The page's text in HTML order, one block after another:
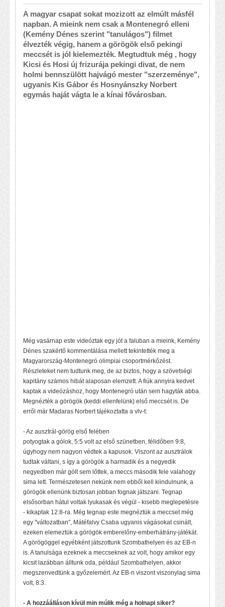
A magyar csapat sokat mozizott az elmúlt másfél
napban. A mieink nem csak a Montenegró elleni
(Kemény Dénes szerint "tanulágos") filmet
élvezték végig, hanem a görögök első pekingi
meccsét is jól kielemezték. Megtudtuk még , hogy
Kicsi és Hosi új frizurája pekingi divat, de nem
holmi bennszülött hajvágó mester "szerzeménye",
ugyanis Kis Gábor és Hosnyánszky Norbert
egymás haját vágta le a kínai fővárosban.
Még vasárnap este videóztak egy jót a faluban a mieink, Kemény
Dénes szakértő kommentálása mellett tekintették meg a
Magyarország-Montenegró olimpiai csoportmérkőzést.
Részleteket nem tudtunk meg, de az biztos, hogy a szövetségi
kapitány számos hibát alaposan elemzett. A fiúk annyira kedvet
kaptak a videózáshoz, hogy Montenegró után sem hagyták abba.
Megnézték a görögök (keddi ellenfelünk) első meccsét is. De
erről már Madaras Norbert tájékoztatta a vlv-t:
- Az ausztrál-görög első felében
potyogtak a gólok, 5:5 volt az első szünetben, félidőben 9:8,
úgyhogy nem nagyon védtek a kapusok. Viszont az ausztrálok
tudtak váltani, s így a görögök a harmadik és a negyedik
negyedben már gólt sem lőttek, a meccs második fele valahogy
sima lett. Természetesen nekünk nem ebből kell kiindulnunk, a
görögök ellenünk biztosan jobban fognak játszani. Tegnap
elsősorban hátul voltak lyukasak és végül - kisebb meglepetésre
- kikaptak 12:8-ra. Még tegnap este megnéztük a meccset még
egy "változatban", Mátéfalvy Csaba ugyanis vágásokat csinált,
ezeken elemeztük a görögök emberelőny-emberhátrány-játékát.
A görögöggel egyébként játszottunk Szombathelyen és az EB-n
is. A tanulsága ezeknek a meccseknek az volt, hogy amikor egy
kicsit lazábban álltunk oda, például Szombathelyen, akkor
megszenvedtünk a győzelemért. Az EB-n viszont viszonylag sima
volt, 8:3.
- A hozzáálláson kívül min múlik még a holnapi siker?